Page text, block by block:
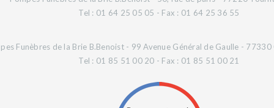
Tel : 01 64 25 05 05 - Fax : 01 64 25 36 55
Funèbres de la Brie B.Benoist - 99 Avenue Général de Gaulle -
Tel : 01 85 51 00 20 - Fax : 01 85 51 00 21